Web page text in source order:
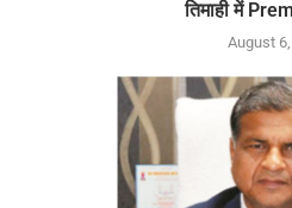
तिमाही में
August